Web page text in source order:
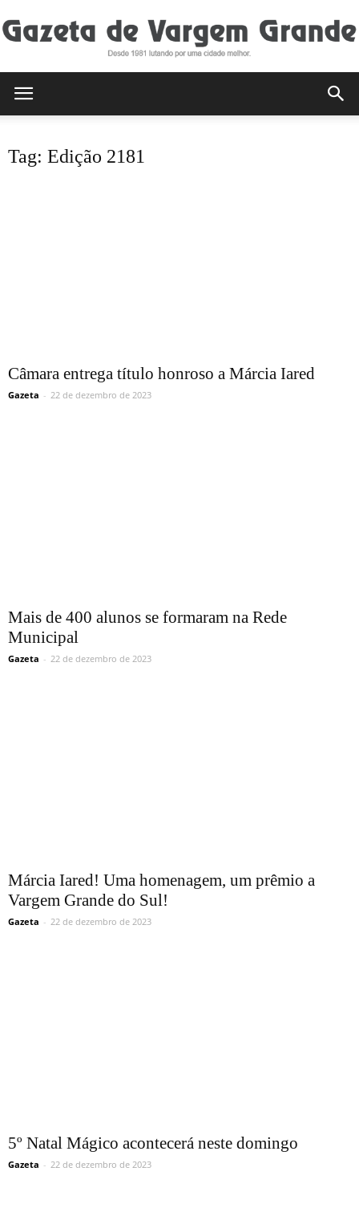
Tag: Edição 2181
Câmara entrega título honroso a Márcia Iared
Gazeta - 22 de dezembro de 2023
Mais de 400 alunos se formaram na Rede
Municipal
Gazeta - 22 de dezembro de 2023
Márcia Iared! Uma homenagem, um prêmio a
Vargem Grande do Sul!
Gazeta - 22 de dezembro de 2023
5º Natal Mágico acontecerá neste domingo
Gazeta - 22 de dezembro de 2023